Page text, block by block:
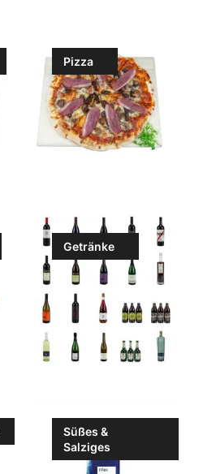
Pizza
Getränke
Süßes &
Salziges